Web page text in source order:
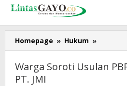
Lewati
konten
Homepage » Hukum »
Soroti
PBPH
Warga Soroti Usulan
PT. JMI